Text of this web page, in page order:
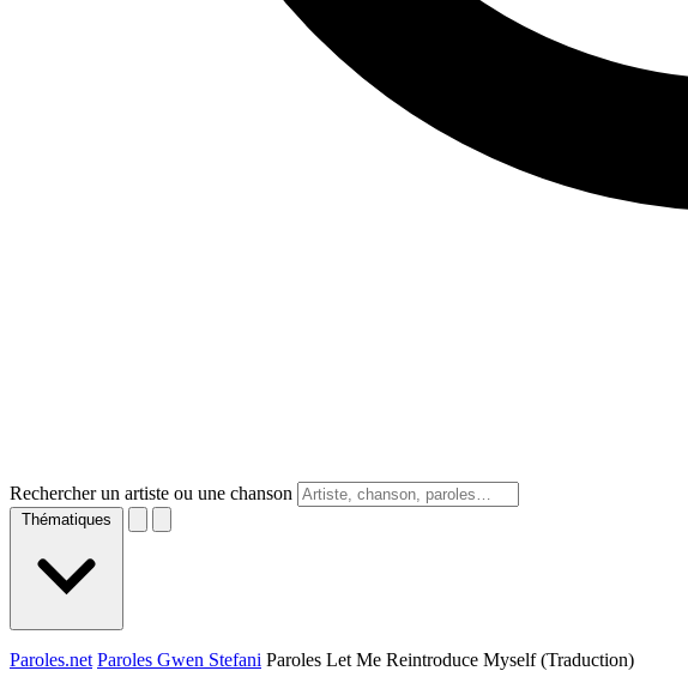
Rechercher un artiste ou une chanson
Thématiques
Paroles.net Paroles Gwen Stefani Paroles Let Me Reintroduce Myself (Traduction)